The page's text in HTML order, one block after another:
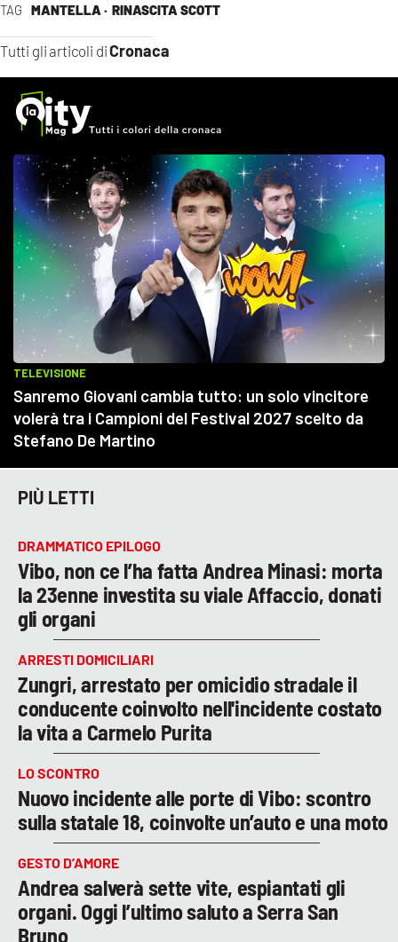
TAG MANTELLA · RINASCITA SCOTT
Tutti gli articoli diCronaca
PIÙ LETTI
DRAMMATICO EPILOGO
Vibo, non ce l’ha fatta Andrea Minasi: morta
la 23enne investita su viale Affaccio, donati
gli organi
ARRESTI DOMICILIARI
Zungri, arrestato per omicidio stradale il
conducente coinvolto nell'incidente costato
la vita a Carmelo Purita
LO SCONTRO
Nuovo incidente alle porte di Vibo: scontro
sulla statale 18, coinvolte un’auto e una moto
GESTO D’AMORE
Andrea salverà sette vite, espiantati gli
organi. Oggi l’ultimo saluto a Serra San
Bruno